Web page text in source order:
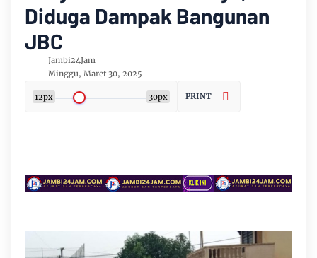
Diduga Dampak Bangunan
JBC
Jambi24Jam
Minggu, Maret 30, 2025
12px 30px PRINT